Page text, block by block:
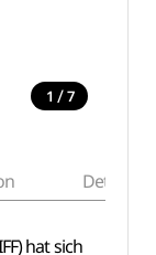
1 / 7
Details
hat sich